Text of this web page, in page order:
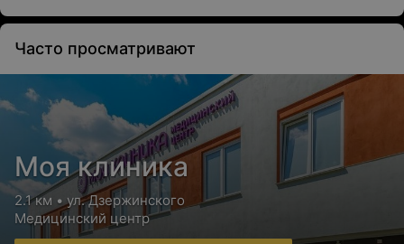
Часто просматривают
Моя клиника
2.1 км • ул. Дзержинского
Медицинский центр